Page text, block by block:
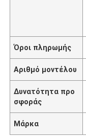
Όροι πληρωμής
Αριθμό μοντέλου
Δυνατότητα προ
σφοράς
Μάρκα